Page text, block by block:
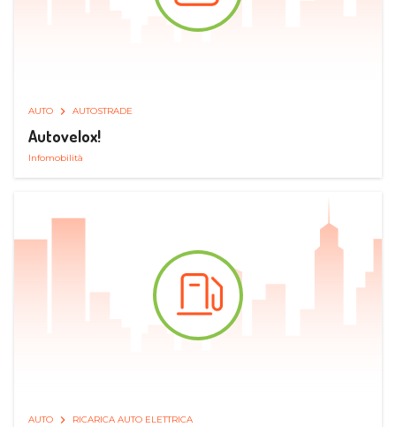
AUTO AUTOSTRADE
Autovelox!
Infomobilità
AUTO RICARICA AUTO ELETTRICA